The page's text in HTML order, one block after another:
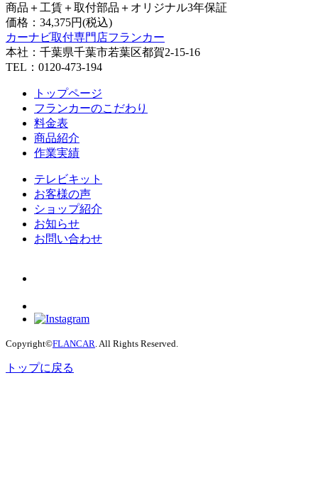
商品＋工賃＋取付部品＋オリジナル3年保証
価格： 34,375円(税込)
カーナビ取付専⾨店フランカー
本社：千葉県千葉市若葉区都賀2-15-16
TEL：0120-473-194
トップページ
フランカーのこだわり
料金表
商品紹介
作業実績
テレビキット
お客様の声
ショップ紹介
お知らせ
お問い合わせ
Copyright©FLANCAR. All Rights Reserved.
トップに戻る